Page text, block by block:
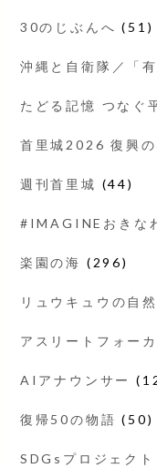
30のじぶんへ (51)
沖縄と自衛隊／「
たどる記憶 つなぐ
首里城2026 復興の
週刊首里城 (44)
#IMAGINEおきな
楽園の海 (296)
リュウキュウの自然
アスリートフォーカ
AIアナウンサー
復帰50の物語 (50)
SDGsプロジェクト